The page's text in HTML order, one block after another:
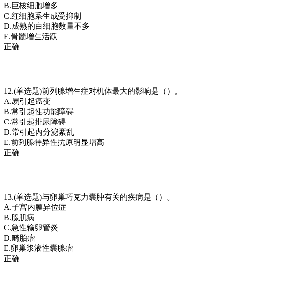
B.巨核细胞增多
C.红细胞系生成受抑制
D.成熟的白细胞数量不多
E.骨髓增生活跃
正确
12.(单选题)前列腺增生症对机体最大的影响是（）。
A.易引起癌变
B.常引起性功能障碍
C.常引起排尿障碍
D.常引起内分泌紊乱
E.前列腺特异性抗原明显增高
正确
13.(单选题)与卵巢巧克力囊肿有关的疾病是（）。
A.子宫内膜异位症
B.腺肌病
C.急性输卵管炎
D.畸胎瘤
E.卵巢浆液性囊腺瘤
正确